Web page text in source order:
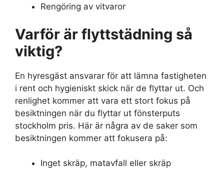
Rengöring av vitvaror
Varför är flyttstädning så
viktig?
En hyresgäst ansvarar för att lämna fastigheten
i rent och hygieniskt skick när de flyttar ut. Och
renlighet kommer att vara ett stort fokus på
besiktningen när du flyttar ut fönsterputs
stockholm pris. Här är några av de saker som
besiktningen kommer att fokusera på:
Inget skräp, matavfall eller skräp